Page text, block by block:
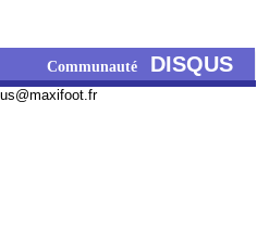
Communauté DISQUS